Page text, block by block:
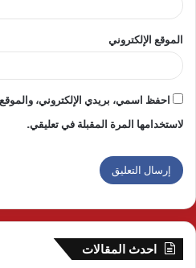
الموقع الإلكتروني
احفظ اسمي، بريدي الإلكتروني،
لاستخدامها المرة المقبلة في تعليقي.
احدث المقالات